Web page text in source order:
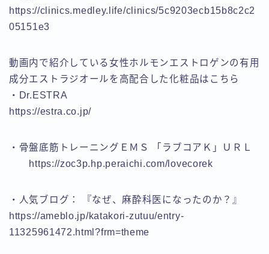
https://clinics.medley.life/clinics/5c9203ecb15b8c2c2
05151e3
動画内で紹介している女性ホルモンエストロゲンの有用
成分エストラジオールを高配合した化粧品はこちら
・Dr.ESTRA
https://estra.co.jp/
・骨盤底筋トレーニングＥＭＳ 「ラブコアＫ」ＵＲＬ
https://zoc3p.hp.peraichi.com/lovecorek
・人気ブログ： 『なぜ、麻酔科医になったのか？』
https://ameblo.jp/katakori-zutuu/entry-
11325961472.html?frm=theme